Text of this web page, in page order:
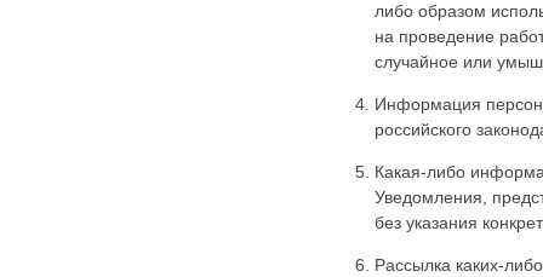
либо образом
на проведение
случайное или
Информация
российского
Какая-либо
Уведомления,
без указания
Рассылка каких-